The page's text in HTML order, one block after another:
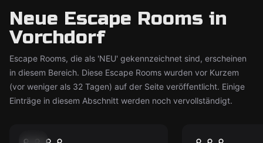
Neue Escape Rooms in
Vorchdorf
Escape Rooms, die als 'NEU' gekennzeichnet sind, erscheinen
in diesem Bereich. Diese Escape Rooms wurden vor Kurzem
(vor weniger als 32 Tagen) auf der Seite veröffentlicht. Einige
Einträge in diesem Abschnitt werden noch vervollständigt.